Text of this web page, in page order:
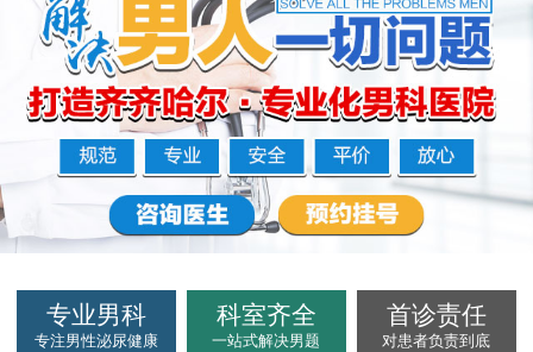
专业男科
专注男性泌尿健康
科室齐全
一站式解决男题
首诊责任
对患者负责到底